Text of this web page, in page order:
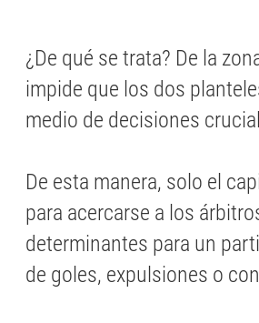
¿De qué se trata? De la
impide que los dos
medio de decisiones
De esta manera, solo el
para acercarse a los
determinantes para un
de goles, expulsiones o